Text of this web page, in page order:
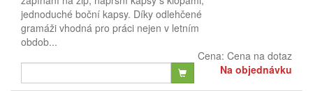
jednoduché boční kapsy. Díky odlehčené
gramáži vhodná pro práci nejen v letním
obdob...
Cena: Cena na dotaz
Na objednávku